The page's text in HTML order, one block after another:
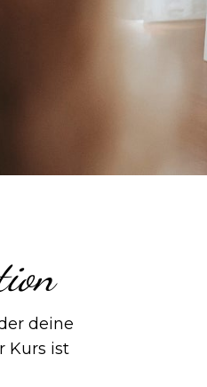
deine
Kurs ist